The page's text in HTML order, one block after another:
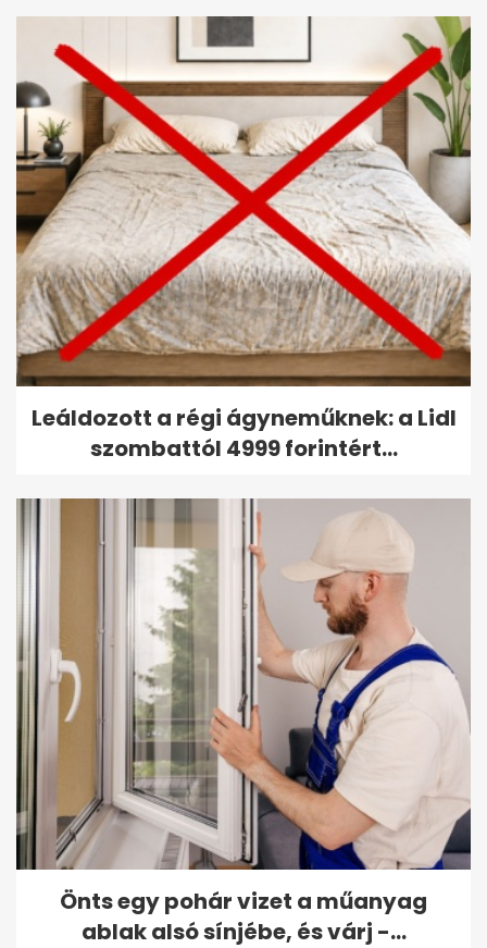
Leáldozott a régi ágyneműknek: a Lidl
szombattól 4999 forintért...
Önts egy pohár vizet a műanyag
ablak alsó sínjébe, és várj -...